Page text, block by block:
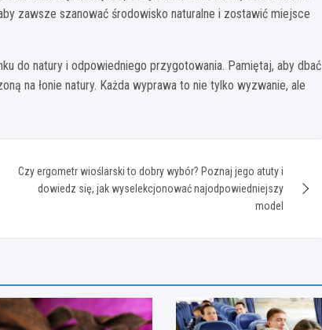
zawsze szanować środowisko naturalne i zostawić miejsce
do natury i odpowiedniego przygotowania. Pamiętaj, aby dbać
na łonie natury. Każda wyprawa to nie tylko wyzwanie, ale
Czy ergometr wioślarski to dobry wybór? Poznaj jego atuty i
dowiedz się, jak wyselekcjonować najodpowiedniejszy
model